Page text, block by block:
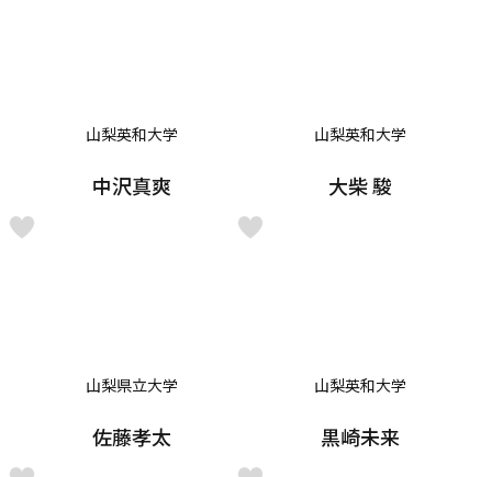
山梨英和大学
中沢真爽
山梨英和大学
大柴 駿
山梨県立大学
佐藤孝太
山梨英和大学
黒崎未来